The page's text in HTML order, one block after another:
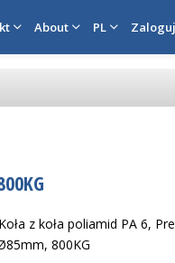
About PL
z koła poliamid PA 6,
800KG